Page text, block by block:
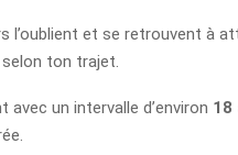
l’oublient et se retrouvent à
ton trajet.
avec un intervalle d’environ 18